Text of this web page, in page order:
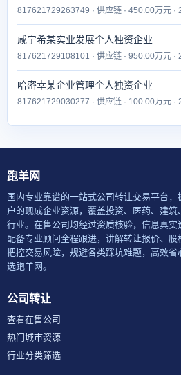
817621729263749 · 供应链 · 450.00万元 ·
咸宁希某实业发展个人独资企业
817621729108101 · 供应链 · 950.00万元 ·
哈密幸某企业管理个人独资企业
817621729030277 · 供应链 · 100.00万元 ·
跑羊网
国内专业靠谱的一站式公司转让交易平台
户的现成企业资源，覆盖投资、医药、建
行业。在售公司均经过资质核验，信息真
配备专业顾问全程跟进，讲解转让报价、股
把控交易风险，规避各类踩坑难题，高效
选跑羊网。
公司转让
查看在售公司
热门城市资源
行业分类筛选